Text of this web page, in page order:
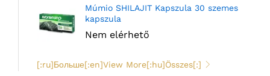
Múmio SHILAJIT Kapszula 30 szemes
kapszula
Nem elérhető
[:ru]Больше[:en]View More[:hu]Összes[:]